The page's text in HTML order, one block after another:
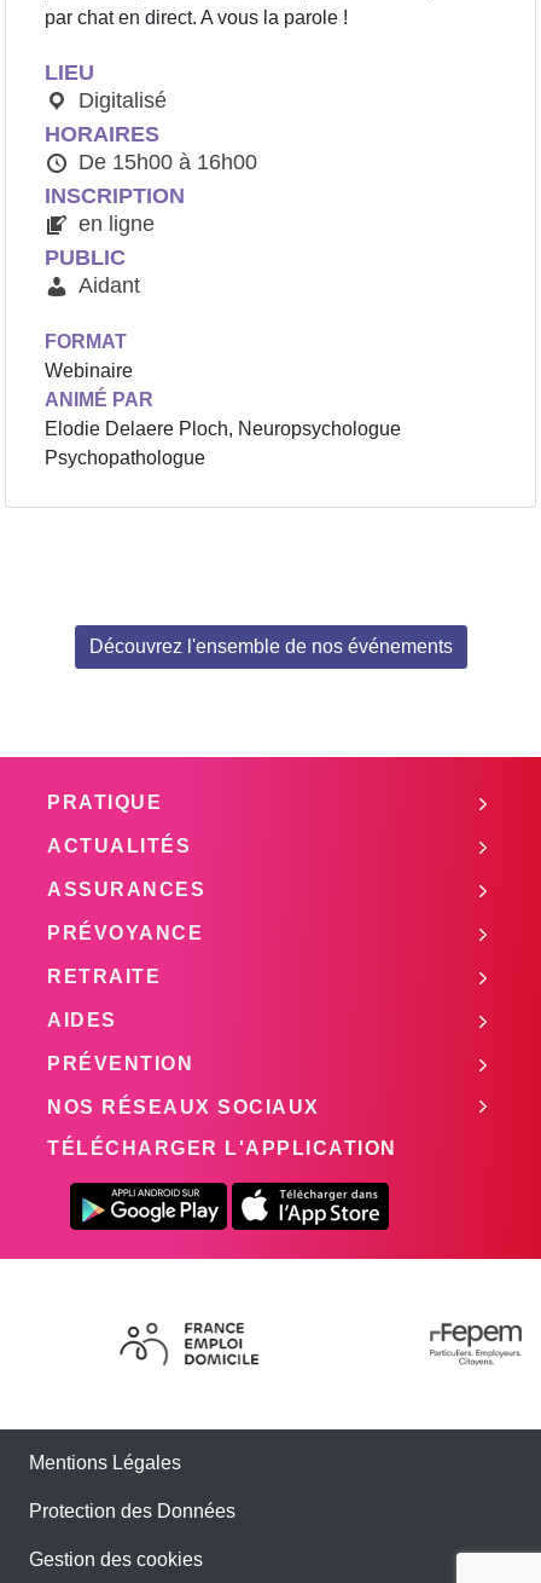
par chat en direct. A vous la parole !
LIEU
Digitalisé
HORAIRES
De 15h00 à 16h00
INSCRIPTION
en ligne
PUBLIC
Aidant
FORMAT
Webinaire
ANIMÉ PAR
Elodie Delaere Ploch, Neuropsychologue
Psychopathologue
Découvrez l'ensemble de nos événements
PRATIQUE
ACTUALITÉS
ASSURANCES
PRÉVOYANCE
RETRAITE
AIDES
PRÉVENTION
NOS RÉSEAUX SOCIAUX
TÉLÉCHARGER L'APPLICATION
Mentions Légales
Protection des Données
Gestion des cookies